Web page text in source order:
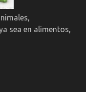
sea en alimentos,